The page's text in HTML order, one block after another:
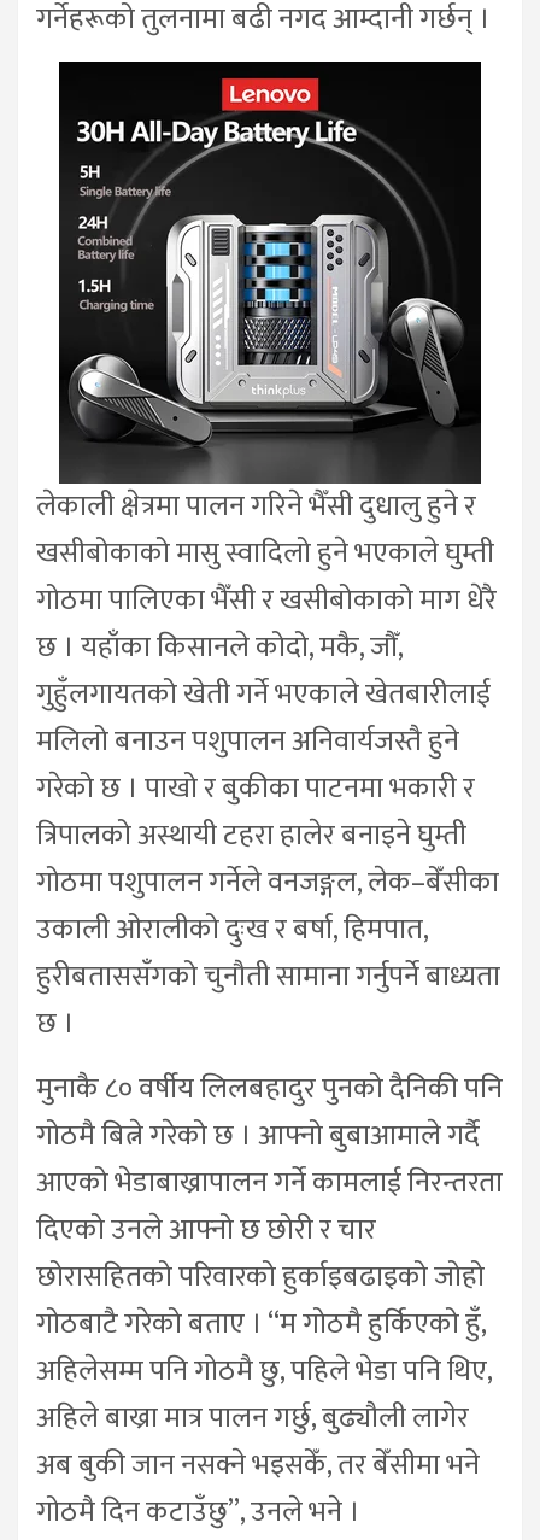
गर्नेहरूको तुलनामा बढी नगद आम्दानी गर्छन् ।
लेकाली क्षेत्रमा पालन गरिने भैँसी दुधालु हुने र
खसीबोकाको मासु स्वादिलो हुने भएकाले घुम्ती
गोठमा पालिएका भैँसी र खसीबोकाको माग धेरै
छ । यहाँका किसानले कोदो, मकै, जौँ,
गुहुँलगायतको खेती गर्ने भएकाले खेतबारीलाई
मलिलो बनाउन पशुपालन अनिवार्यजस्तै हुने
गरेको छ । पाखो र बुकीका पाटनमा भकारी र
त्रिपालको अस्थायी टहरा हालेर बनाइने घुम्ती
गोठमा पशुपालन गर्नेले वनजङ्गल, लेक–बेँसीका
उकाली ओरालीको दुःख र बर्षा, हिमपात,
हुरीबताससँगको चुनौती सामाना गर्नुपर्ने बाध्यता
छ ।
मुनाकै ८० वर्षीय लिलबहादुर पुनको दैनिकी पनि
गोठमै बित्ने गरेको छ । आफ्नो बुबाआमाले गर्दै
आएको भेडाबाख्रापालन गर्ने कामलाई निरन्तरता
दिएको उनले आफ्नो छ छोरी र चार
छोरासहितको परिवारको हुर्काइबढाइको जोहो
गोठबाटै गरेको बताए । “म गोठमै हुर्किएको हुँ,
अहिलेसम्म पनि गोठमै छु, पहिले भेडा पनि थिए,
अहिले बाख्रा मात्र पालन गर्छु, बुढ्यौली लागेर
अब बुकी जान नसक्ने भइसकेँ, तर बेँसीमा भने
गोठमै दिन कटाउँछु”, उनले भने ।